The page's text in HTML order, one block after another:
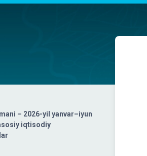
– 2026-yil yanvar–iyun
iqtisodiy